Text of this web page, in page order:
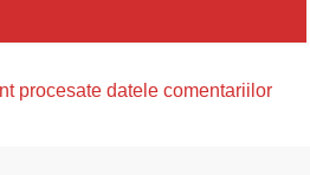
procesate datele comentariilor